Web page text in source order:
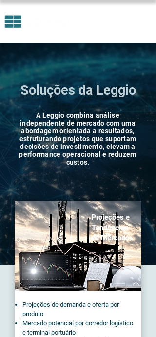
Soluções da Leggio
A Leggio combina análise
independente de mercado com uma
abordagem orientada a resultados,
estruturando projetos que suportam
decisões de investimento, elevam a
performance operacional e reduzem
custos.
Projeções e
Tendências
de Mercado
Projeções de demanda e oferta por
produto
Mercado potencial por corredor logístico
e terminal portuário